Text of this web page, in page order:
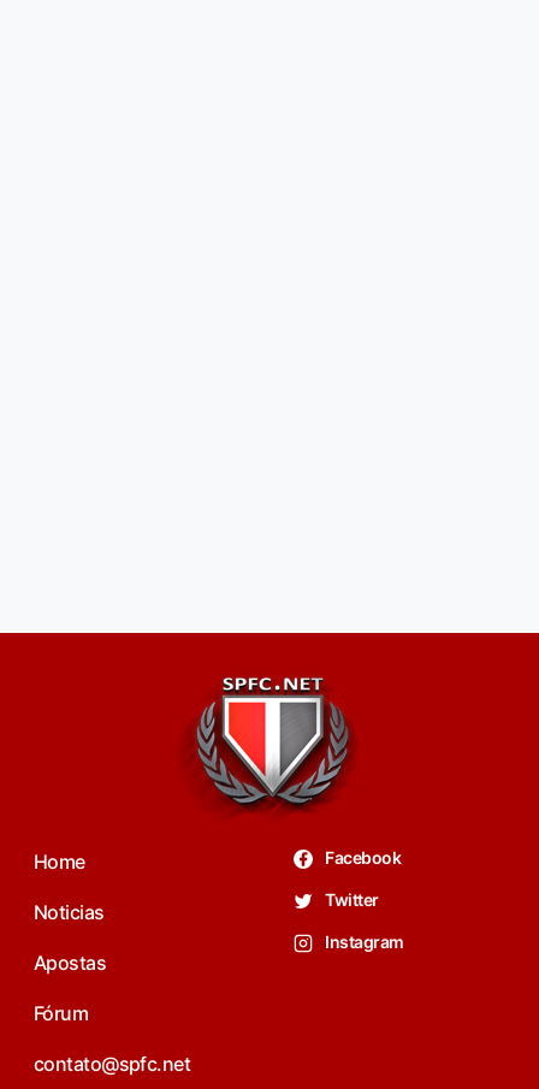
Home
Noticias
Apostas
Fórum
contato@spfc.net
Facebook
Twitter
Instagram